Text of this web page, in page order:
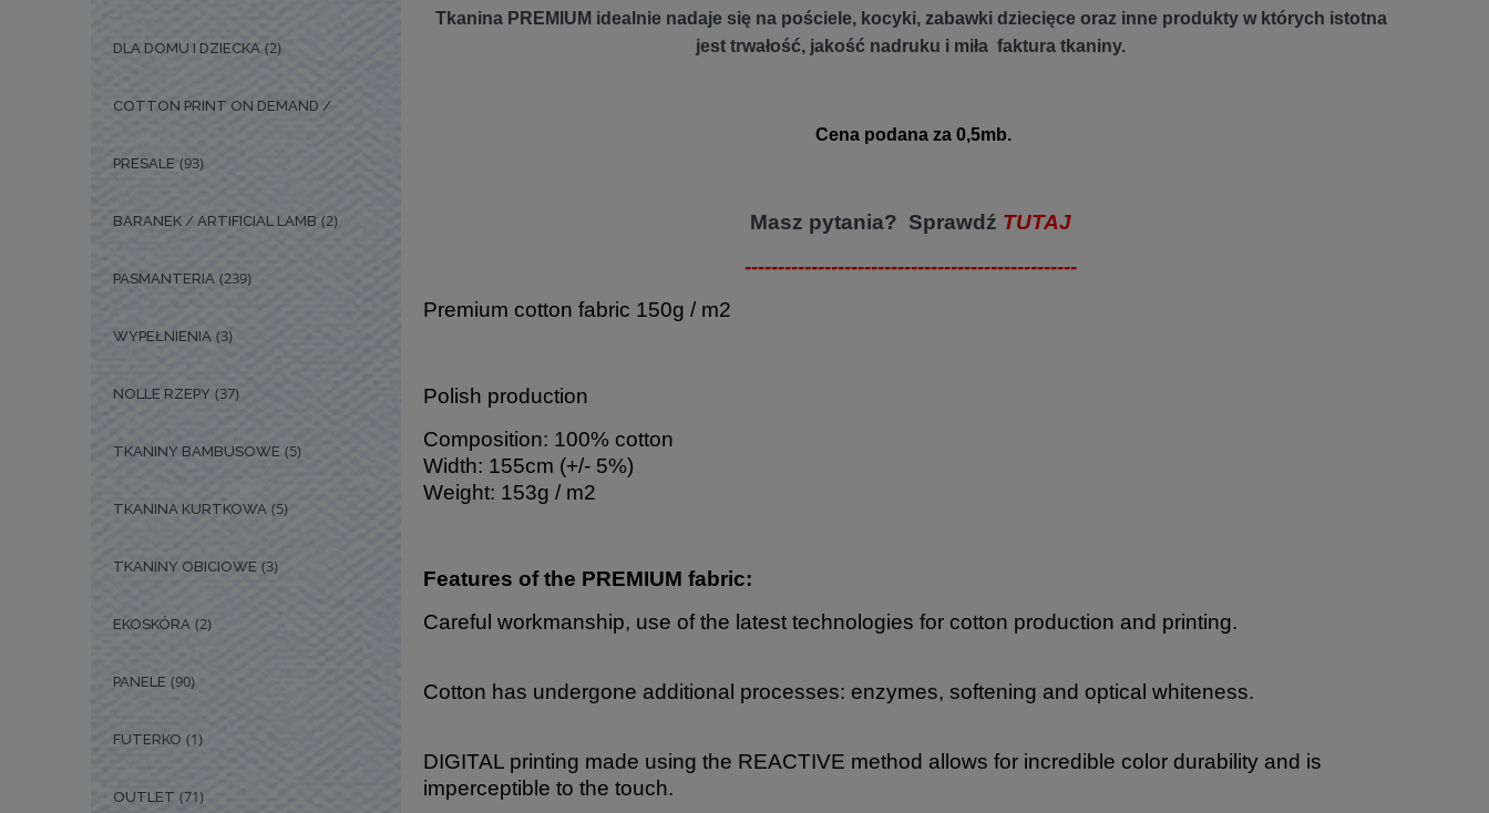
DLA DOMU I DZIECKA (2)
COTTON PRINT ON DEMAND /
PRESALE (93)
BARANEK / ARTIFICIAL LAMB (2)
PASMANTERIA (239)
WYPEŁNIENIA (3)
NOLLE RZEPY (37)
TKANINY BAMBUSOWE (5)
TKANINA KURTKOWA (5)
TKANINY OBICIOWE (3)
EKOSKÓRA (2)
PANELE (90)
FUTERKO (1)
OUTLET (71)
Tkanina PREMIUM idealnie nadaje się na pościele, kocyki, zabawki dziecięce oraz inne produkty w których istotna
jest trwałość, jakość nadruku i miła faktura tkaniny.
Cena podana za 0,5mb.
Masz pytania? Sprawdź TUTAJ
--------------------------------------------------
Premium cotton fabric 150g / m2
Polish production
Composition: 100% cotton
Width: 155cm (+/- 5%)
Weight: 153g / m2
Features of the PREMIUM fabric:
Careful workmanship, use of the latest technologies for cotton production and printing.
Cotton has undergone additional processes: enzymes, softening and optical whiteness.
DIGITAL printing made using the REACTIVE method allows for incredible color durability and is
imperceptible to the touch.